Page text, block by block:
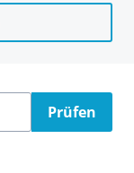
Prüfen